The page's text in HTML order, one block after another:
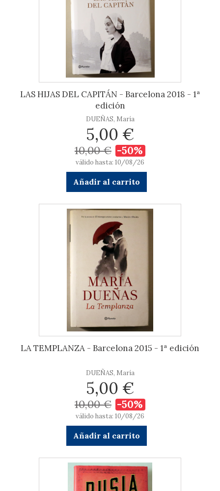
LAS HIJAS DEL CAPITÁN - Barcelona 2018 - 1ª
edición
DUEÑAS, María
5,00 €
10,00 € -50%
válido hasta: 10/08/26
Añadir al carrito
LA TEMPLANZA - Barcelona 2015 - 1ª edición
DUEÑAS, María
5,00 €
10,00 € -50%
válido hasta: 10/08/26
Añadir al carrito